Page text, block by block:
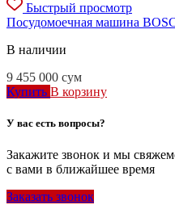
Быстрый просмотр
Посудомоечная машина
В наличии
9 455 000 сум
Купить В корзину
У вас есть вопросы?
Закажите звонок и мы
с вами в ближайшее время
Заказать звонок